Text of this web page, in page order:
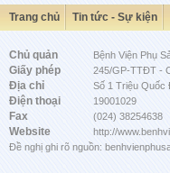
Trang chủ Tin tức - Sự kiện
Chủ quản Bệnh Viện Phụ
Giấy phép 245/GP-TTĐT -
Địa chỉ Số 1 Triệu Quốc
Điện thoại 19001029
Fax (024) 38254638
Website
http://
Đề nghị ghi rõ nguồn: